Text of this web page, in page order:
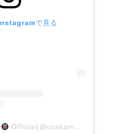
で見る
Official(@osakametro_nine)がシェアした投稿